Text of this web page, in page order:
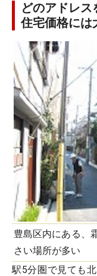
どのアドレス
住宅価格には
豊島区内にある、
さい場所が多い
駅5分圏で見ても